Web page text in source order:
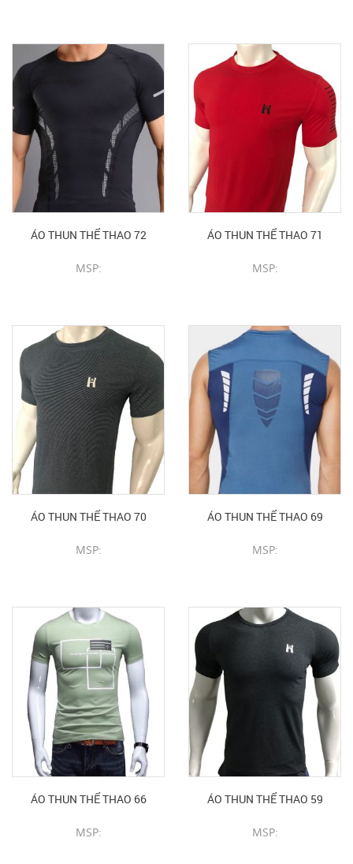
ÁO THUN THỂ THAO 72
MSP:
ÁO THUN THỂ THAO 71
MSP:
ÁO THUN THỂ THAO 70
MSP:
ÁO THUN THỂ THAO 69
MSP:
ÁO THUN THỂ THAO 66
MSP:
ÁO THUN THỂ THAO 59
MSP: